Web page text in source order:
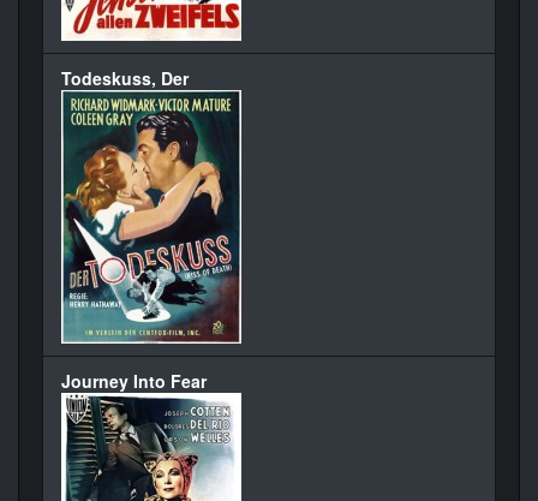
Todeskuss, Der
Journey Into Fear